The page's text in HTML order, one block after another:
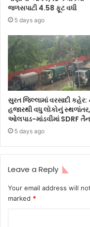
જળસપાટી 4.58 ફૂટ વધી
5 days ago
સુરત જિલ્લામાં વરસાદી કહેર:
હજારથી વધુ લોકોનું સ્થળાંતર,
ઓલપાડ-માંડવીમાં SDRF
5 days ago
Leave a Reply
Your email address will
marked *